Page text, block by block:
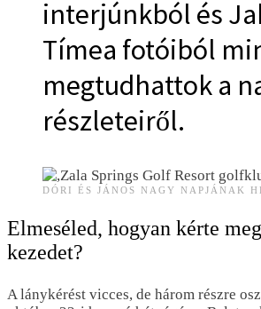
interjúnkból és
Tímea fotóiból
megtudhattok a
részleteiről.
DÓRI ÉS JÁNOS NAGY NAPJÁNAK
Elmeséled, hogyan kérte
kezedet?
A lánykérést vicces, de három részre